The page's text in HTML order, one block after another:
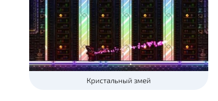
Кристальный змей